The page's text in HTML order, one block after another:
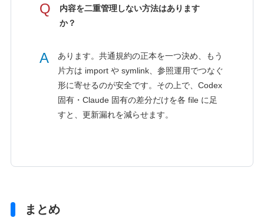
Q
内容を二重管理しない方法はあります
か？
A
あります。共通規約の正本を一つ決め、もう
片方は import や symlink、参照運用でつなぐ
形に寄せるのが安全です。その上で、Codex
固有・Claude 固有の差分だけを各 file に足
すと、更新漏れを減らせます。
まとめ